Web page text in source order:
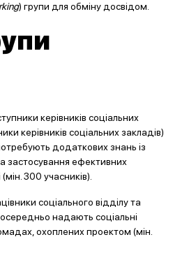
) групи для обміну досвідом.
керівників соціальних
керівників соціальних закладів)
додаткових знань із
застосування ефективних
300 учасників).
соціального відділу та
надають соціальні
охоплених проектом (мін.